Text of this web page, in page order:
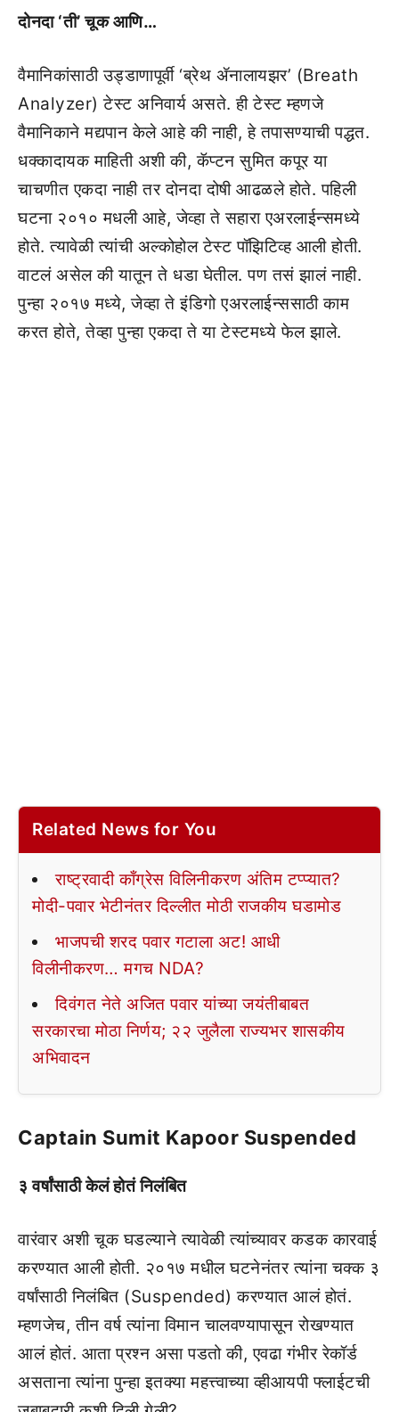
दोनदा ‘ती’ चूक आणि…
वैमानिकांसाठी उड्डाणापूर्वी ‘ब्रेथ ॲनालायझर’ (Breath
Analyzer) टेस्ट अनिवार्य असते. ही टेस्ट म्हणजे
वैमानिकाने मद्यपान केले आहे की नाही, हे तपासण्याची पद्धत.
धक्कादायक माहिती अशी की, कॅप्टन सुमित कपूर या
चाचणीत एकदा नाही तर दोनदा दोषी आढळले होते. पहिली
घटना २०१० मधली आहे, जेव्हा ते सहारा एअरलाईन्समध्ये
होते. त्यावेळी त्यांची अल्कोहोल टेस्ट पॉझिटिव्ह आली होती.
वाटलं असेल की यातून ते धडा घेतील. पण तसं झालं नाही.
पुन्हा २०१७ मध्ये, जेव्हा ते इंडिगो एअरलाईन्ससाठी काम
करत होते, तेव्हा पुन्हा एकदा ते या टेस्टमध्ये फेल झाले.
Related News for You
राष्ट्रवादी काँग्रेस विलिनीकरण अंतिम टप्प्यात?
मोदी-पवार भेटीनंतर दिल्लीत मोठी राजकीय घडामोड
भाजपची शरद पवार गटाला अट! आधी
विलीनीकरण… मगच NDA?
दिवंगत नेते अजित पवार यांच्या जयंतीबाबत
सरकारचा मोठा निर्णय; २२ जुलैला राज्यभर शासकीय
अभिवादन
Captain Sumit Kapoor Suspended
३ वर्षांसाठी केलं होतं निलंबित
वारंवार अशी चूक घडल्याने त्यावेळी त्यांच्यावर कडक कारवाई
करण्यात आली होती. २०१७ मधील घटनेनंतर त्यांना चक्क ३
वर्षांसाठी निलंबित (Suspended) करण्यात आलं होतं.
म्हणजेच, तीन वर्ष त्यांना विमान चालवण्यापासून रोखण्यात
आलं होतं. आता प्रश्न असा पडतो की, एवढा गंभीर रेकॉर्ड
असताना त्यांना पुन्हा इतक्या महत्त्वाच्या व्हीआयपी फ्लाईटची